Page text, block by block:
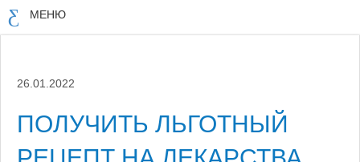
МЕНЮ
26.01.2022
ПОЛУЧИТЬ ЛЬГОТНЫЙ